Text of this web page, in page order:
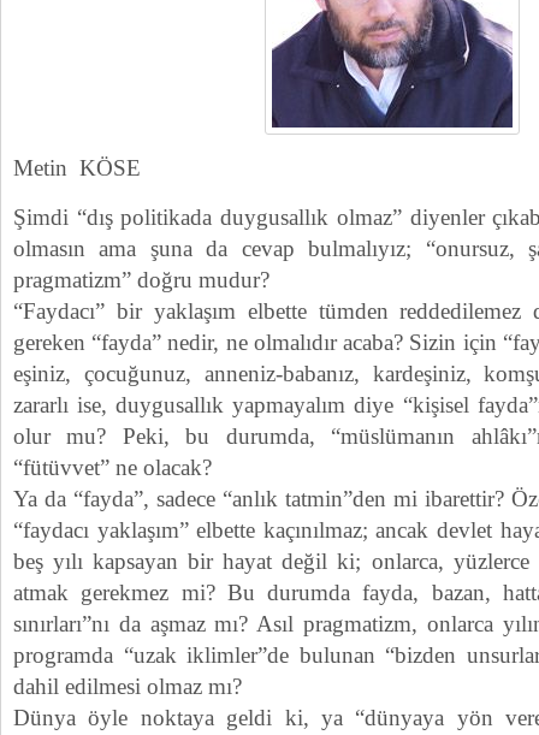
Metin KÖSE
Şimdi “dış politikada duygusallık olmaz” diyenler
olmasın ama şuna da cevap bulmalıyız; “onursuz,
pragmatizm” doğru mudur?
“Faydacı” bir yaklaşım elbette tümden reddedilemez
gereken “fayda” nedir, ne olmalıdır acaba? Sizin için
eşiniz, çocuğunuz, anneniz-babanız, kardeşiniz,
zararlı ise, duygusallık yapmayalım diye “kişisel
olur mu? Peki, bu durumda, “müslümanın
“fütüvvet” ne olacak?
Ya da “fayda”, sadece “anlık tatmin”den mi ibarettir?
“faydacı yaklaşım” elbette kaçınılmaz; ancak devlet
beş yılı kapsayan bir hayat değil ki; onlarca, yüzlerce
atmak gerekmez mi? Bu durumda fayda, bazan,
sınırları”nı da aşmaz mı? Asıl pragmatizm, onlarca
programda “uzak iklimler”de bulunan “bizden
dahil edilmesi olmaz mı?
Dünya öyle noktaya geldi ki, ya “dünyaya yön